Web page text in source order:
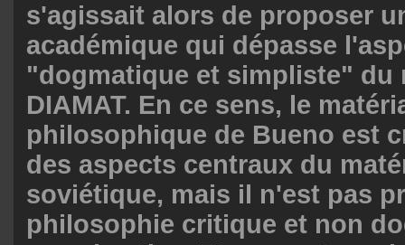
s'agissait alors de proposer
académique qui dépasse
"dogmatique et simpliste" du
DIAMAT. En ce sens, le
philosophique de Bueno est
des aspects centraux du
soviétique, mais il n'est pas
philosophie critique et non